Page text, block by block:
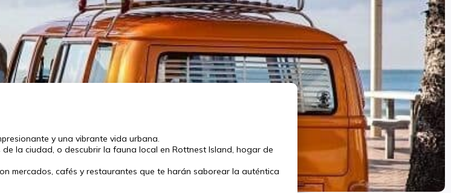
y una vibrante vida urbana.
la ciudad, o descubrir la fauna local en Rottnest Island, hogar de
mercados, cafés y restaurantes que te harán saborear la auténtica